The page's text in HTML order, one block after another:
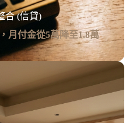
合 (信貸)
月付金從5萬降至1.8萬